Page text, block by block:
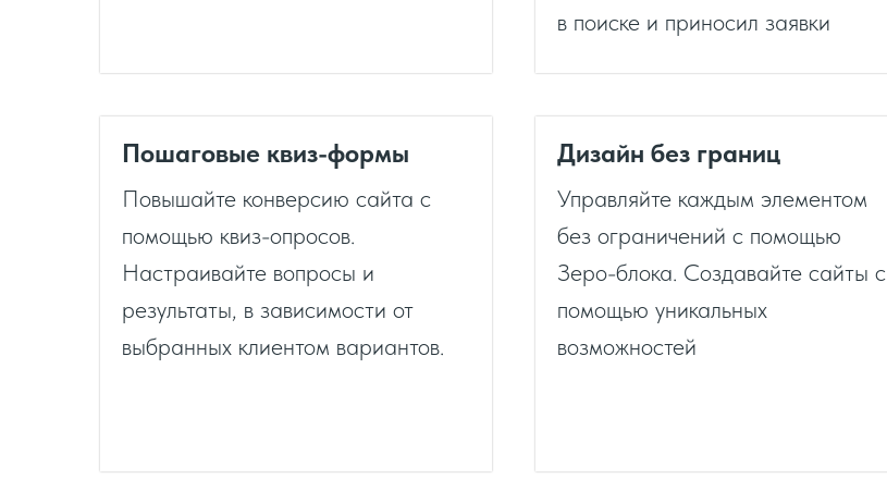
в поиске и приносил заявки
Пошаговые квиз-формы
Повышайте конверсию сайта с
помощью квиз-опросов.
Настраивайте вопросы и
результаты, в зависимости от
выбранных клиентом вариантов.
Дизайн без границ
Управляйте каждым элементом
без ограничений с помощью
Зеро-блока. Создавайте сайты с
помощью уникальных
возможностей